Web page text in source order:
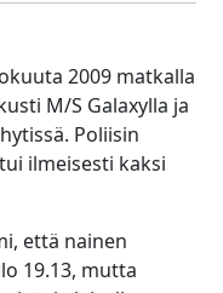
2009 matkalla
M/S Galaxylla ja
Poliisin
ilmeisesti kaksi
että nainen
19.13, mutta